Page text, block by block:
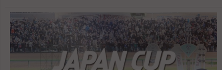
سباقات السعودية. التدريب: تحت إشراف عبدالله مشرف، الذي ظهر بوضوح تأثير
عمله الفني عبر جاهزية الفرس، طريقة بنائها للسرعة، وتوازنها في توزيع مجهودها.
ويحسب لهذا المدرب اختياره الخيالة بمهنية عالية عدى قضبته للفورمة لغالبية جياده
الخيّال: ريكاردو فيريرا—أحد أفضل الخيالة في قراءة إيقاع السباق، وقدّم هنا قيادة ذكية
كانت مفتاحًا رئيسيًا لهذا الفوز. ريكاردو هذا يركض بمخه قبل دفشه وكرابيجه منذ